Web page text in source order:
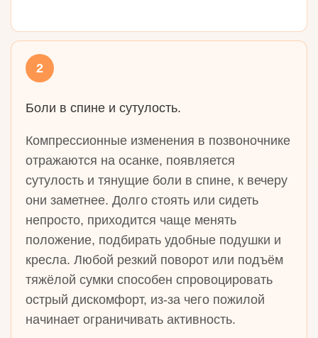
2
Боли в спине и сутулость.
Компрессионные изменения в позвоночнике
отражаются на осанке, появляется
сутулость и тянущие боли в спине, к вечеру
они заметнее. Долго стоять или сидеть
непросто, приходится чаще менять
положение, подбирать удобные подушки и
кресла. Любой резкий поворот или подъём
тяжёлой сумки способен спровоцировать
острый дискомфорт, из‑за чего пожилой
начинает ограничивать активность.